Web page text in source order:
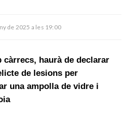
de 2025 a les 19:00
haurà de declarar
de lesions per
una ampolla de vidre i